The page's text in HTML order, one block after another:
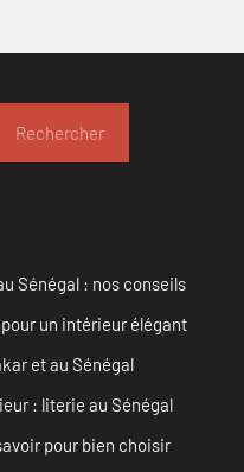
Rechercher
Sénégal : nos conseils
un intérieur élégant
et au Sénégal
: literie au Sénégal
pour bien choisir